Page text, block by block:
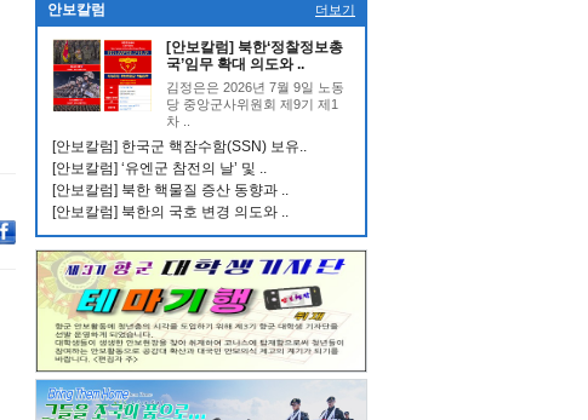
안보칼럼 더보기
[안보칼럼] 북한‘정찰정보총
국’임무 확대 의도와 ..
김정은은 2026년 7월 9일 노동
당 중앙군사위원회 제9기 제1
차 ..
[안보칼럼] 한국군 핵잠수함(SSN) 보유..
[안보칼럼] ‘유엔군 참전의 날’ 및 ..
[안보칼럼] 북한 핵물질 증산 동향과 ..
[안보칼럼] 북한의 국호 변경 의도와 ..